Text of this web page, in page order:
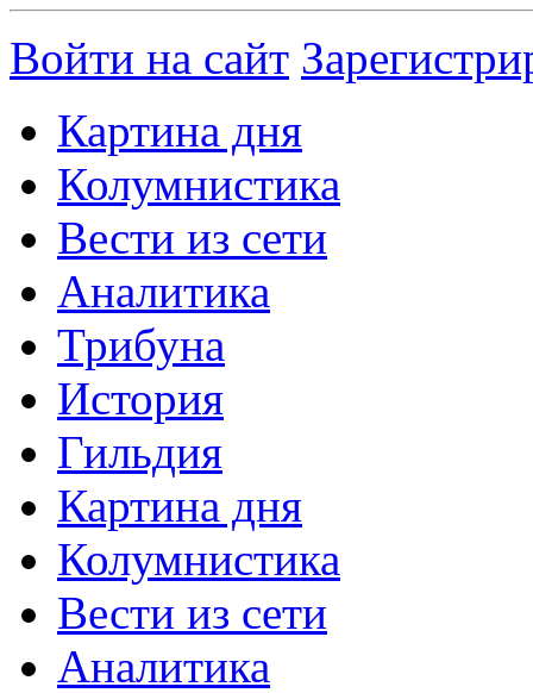
Войти на сайт
Картина дня
Колумнистика
Вести из сети
Аналитика
Трибуна
История
Гильдия
Картина дня
Колумнистика
Вести из сети
Аналитика